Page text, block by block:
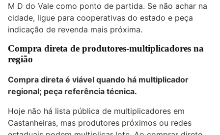
M D do Vale como ponto de partida. Se não achar na
cidade, ligue para cooperativas do estado e peça
indicação de revenda mais próxima.
Compra direta de produtores-multiplicadores na
região
Compra direta é viável quando há multiplicador
regional; peça referência técnica.
Hoje não há lista pública de multiplicadores em
Castanheiras, mas produtores próximos ou redes